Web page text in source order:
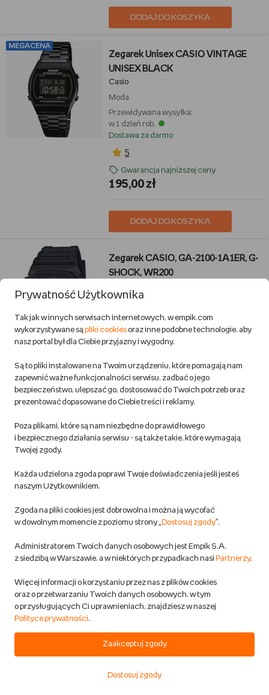
DODAJ DO KOSZYKA
MEGACENA
Zegarek Unisex CASIO VINTAGE
UNISEX BLACK
Casio
Moda
Przewidywana wysyłka:
w 1 dzień rob.
Dostawa za darmo
5
Gwarancja najniższej ceny
195,00 zł
DODAJ DO KOSZYKA
Zegarek CASIO, GA-2100-1A1ER, G-
SHOCK, WR200
Przewidywana wysyłka:
w 1 dzień rob.
Dostawa za darmo
345,79 zł
MEGACENA
Casio
Przewidywana wysyłka:
w 1 dzień rob.
4,9
179,99 zł
ZEGAREK MĘSKI CASIO MTP-
1239D-7ADF - MULTIDATA (zd040a)
Prywatność Użytkownika
Tak jak w innych serwisach internetowych, w empik.com
wykorzystywane sąpliki cookiesoraz inne podobne technologie, aby
nasz portal był dla Ciebie przyjazny i wygodny.
Są to pliki instalowane na Twoim urządzeniu, które pomagają nam
zapewnić ważne funkcjonalności serwisu, zadbać o jego
bezpieczeństwo, ulepszać go, dostosować do Twoich potrzeb oraz
prezentować dopasowane do Ciebie treści i reklamy.
Poza plikami, które są nam niezbędne do prawidłowego
i bezpiecznego działania serwisu - są także takie, które wymagają
Twojej zgody.
Każda udzielona zgoda poprawi Twoje doświadczenia jeśli jesteś
naszym Użytkownikiem.
Zgoda na pliki cookies jest dobrowolna i można ją wycofać
w dowolnym momencie z poziomu strony „ Dostosuj zgody”.
Administratorem Twoich danych osobowych jest Empik S.A.
z siedzibą w Warszawie, a w niektórych przypadkach nasi Partnerzy.
Więcej informacji o korzystaniu przez nas z plików cookies
oraz o przetwarzaniu Twoich danych osobowych, w tym
o przysługujących Ci uprawnieniach, znajdziesz w naszej
Polityce prywatności.
Zaakceptuj zgody
Dostosuj zgody